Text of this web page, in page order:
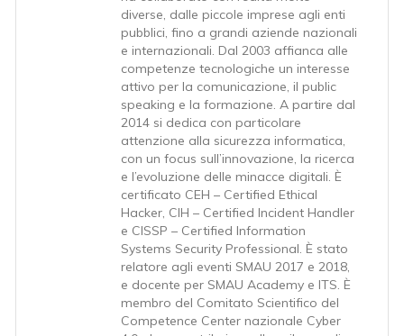
diverse, dalle piccole imprese agli enti
pubblici, fino a grandi aziende nazionali
e internazionali. Dal 2003 affianca alle
competenze tecnologiche un interesse
attivo per la comunicazione, il public
speaking e la formazione. A partire dal
2014 si dedica con particolare
attenzione alla sicurezza informatica,
con un focus sull’innovazione, la ricerca
e l’evoluzione delle minacce digitali. È
certificato CEH – Certified Ethical
Hacker, CIH – Certified Incident Handler
e CISSP – Certified Information
Systems Security Professional. È stato
relatore agli eventi SMAU 2017 e 2018,
e docente per SMAU Academy e ITS. È
membro del Comitato Scientifico del
Competence Center nazionale Cyber